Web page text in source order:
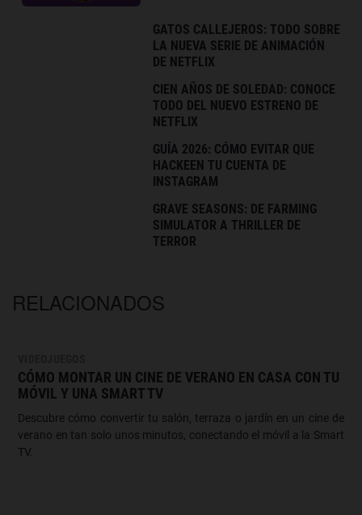
GATOS CALLEJEROS: TODO SOBRE
LA NUEVA SERIE DE ANIMACIÓN
DE NETFLIX
CIEN AÑOS DE SOLEDAD: CONOCE
TODO DEL NUEVO ESTRENO DE
NETFLIX
GUÍA 2026: CÓMO EVITAR QUE
HACKEEN TU CUENTA DE
INSTAGRAM
GRAVE SEASONS: DE FARMING
SIMULATOR A THRILLER DE
TERROR
RELACIONADOS
CÓMO MONTAR UN CINE DE VERANO EN CASA CON TU
MÓVIL Y UNA SMART TV
Descubre cómo convertir tu salón, terraza o jardín en un cine de
verano en tan solo unos minutos, conectando el móvil a la Smart
TV.